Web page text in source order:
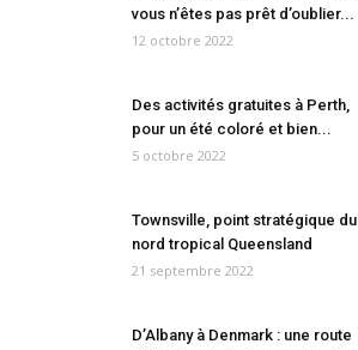
vous n’êtes pas prêt d’oublier...
12 octobre 2022
Des activités gratuites à Perth,
pour un été coloré et bien...
5 octobre 2022
Townsville, point stratégique du
nord tropical Queensland
21 septembre 2022
D’Albany à Denmark : une route